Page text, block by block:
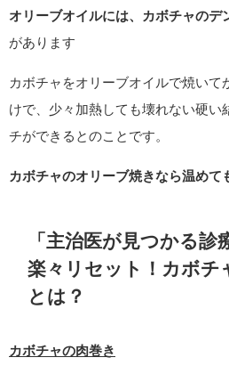
オリーブオイルには、カボチャのデ
があります
カボチャをオリーブオイルで焼いて
けで、少々加熱しても壊れない硬い
チができるとのことです。
カボチャのオリーブ焼きなら温めて
「主治医が見つかる診
楽々リセット！カボチ
とは ？
カボチャの肉巻き